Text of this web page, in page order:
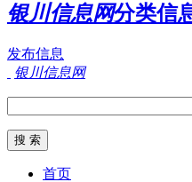
银川信息网分类信
发布信息
银川信息网
首页